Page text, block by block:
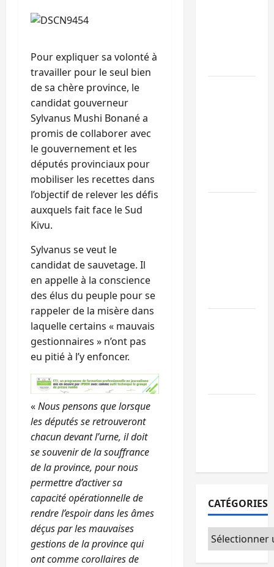
Pour expliquer sa volonté à
travailler pour le seul bien
de sa chère province, le
candidat gouverneur
Sylvanus Mushi Bonané a
promis de collaborer avec
le gouvernement et les
députés provinciaux pour
mobiliser les recettes dans
l’objectif de relever les défis
auxquels fait face le Sud
Kivu.
Sylvanus se veut le
candidat de sauvetage. Il
en appelle à la conscience
des élus du peuple pour se
rappeler de la misère dans
laquelle certains « mauvais
gestionnaires » n’ont pas
eu pitié à l’y enfoncer.
«Nous pensons que lorsque
les députés se retrouveront
chacun devant l’urne, il doit
se souvenir de la souffrance
de la province, pour nous
permettre d’activer sa
capacité opérationnelle de
rendre l’espoir dans les âmes
déçus par les mauvaises
gestions de la province qui
ont comme corollaires de
CATÉGORIES
Catégories